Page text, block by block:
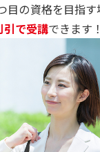
目の資格を目指す
で受講できます！